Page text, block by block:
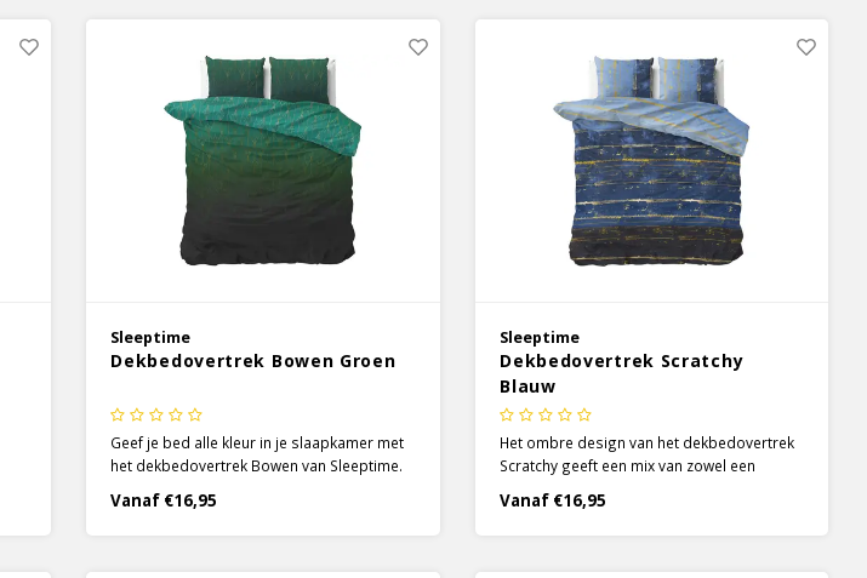
Sleeptime
Dekbedovertrek Bowen Groen
Geef je bed alle kleur in je slaapkamer met
het dekbedovertrek Bowen van Sleeptime.
Het dekbedovertrek heeft een ombre
design, wat aan de onderkant donkerder
begint en langzamerhand naar boven toe
Vanaf €16,95
Sleeptime
Dekbedovertrek Scratchy
Blauw
Het ombre design van het dekbedovertrek
Scratchy geeft een mix van zowel een
donkere kleur als een lichte kleur in je
slaapkamer. Zo hoef je niet te kiezen en kun
je beide aspecten toevoegen aan je bed.
Vanaf €16,95